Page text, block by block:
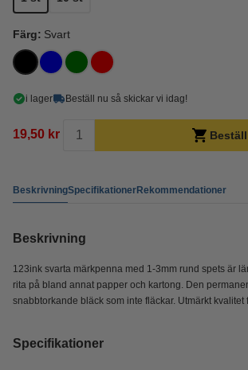
Färg: Svart
i lager Beställ nu så skickar vi idag!
19,50 kr Beställ
BeskrivningSpecifikationerRekommendationer
Beskrivning
123ink svarta märkpenna med 1-3mm rund spets är
rita på bland annat papper och kartong. Den
snabbtorkande bläck som inte fläckar. Utmärkt kvalitet
Specifikationer